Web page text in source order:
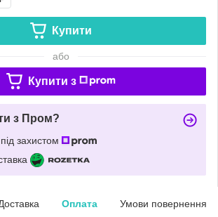
Купити
або
Купити з
з Пром?
захистом
Оплата Умови повернення